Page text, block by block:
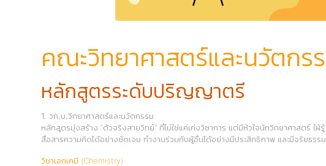
คณะวิทยาศาสตร์และนวัตกร
หลักสูตรระดับปริญญาตรี
1. วท.บ.วิทยาศาสตร์และนวัตกรรม
หลักสูตรมุ่งสร้าง “ตัวจริงสายวิทย์” ที่ไม่ใช่แค่เก่งวิชาการ แต่มีหัวใจนักวิทยาศาสตร์
สื่อสารความคิดได้อย่างชัดเจน ทำงานร่วมกับผู้อื่นได้อย่างมีประสิทธิภาพ และมีจริยธร
วิชาเอกเคมี (Chemistry)